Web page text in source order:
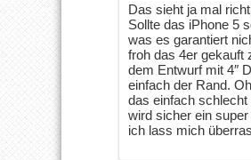
Das sieht ja mal
Sollte das iPhone 5
was es garantiert
froh das 4er gekauft
dem Entwurf mit 4″
einfach der Rand.
das einfach schlecht
wird sicher ein
ich lass mich